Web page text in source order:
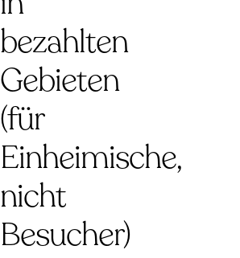
bezahlten
Gebieten
(für
Einheimische,
nicht
Besucher)